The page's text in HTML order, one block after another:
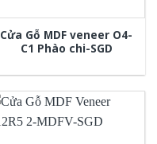
Cửa Gỗ MDF veneer O4-
C1 Phào chi-SGD